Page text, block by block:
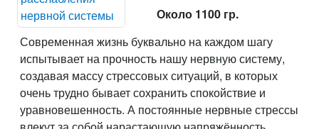
Около 1100 гр.
Современная жизнь буквально на каждом шагу
испытывает на прочность нашу нервную систему,
создавая массу стрессовых ситуаций, в которых
очень трудно бывает сохранить спокойствие и
уравновешенность. А постоянные нервные стрессы